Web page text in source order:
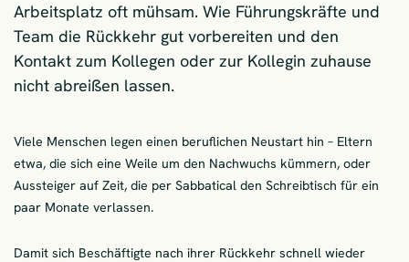
Arbeitsplatz oft mühsam. Wie Führungskräfte und
Team die Rückkehr gut vorbereiten und den
Kontakt zum Kollegen oder zur Kollegin zuhause
nicht abreißen lassen.
Viele Menschen legen einen beruflichen Neustart hin – Eltern
etwa, die sich eine Weile um den Nachwuchs kümmern, oder
Aussteiger auf Zeit, die per Sabbatical den Schreibtisch für ein
paar Monate verlassen.
Damit sich Beschäftigte nach ihrer Rückkehr schnell wieder